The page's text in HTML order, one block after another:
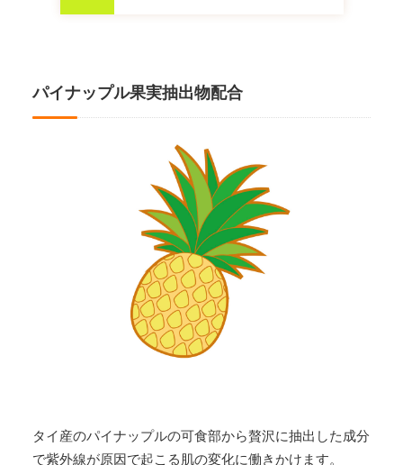
パイナップル果実抽出物配合
タイ産のパイナップルの可食部から贅沢に抽出した成分
で紫外線が原因で起こる肌の変化に働きかけます。